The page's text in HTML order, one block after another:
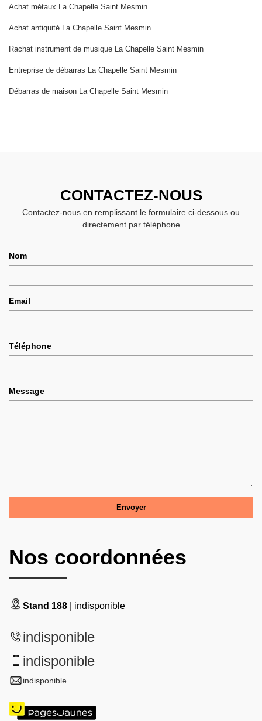
Achat métaux La Chapelle Saint Mesmin
Achat antiquité La Chapelle Saint Mesmin
Rachat instrument de musique La Chapelle Saint Mesmin
Entreprise de débarras La Chapelle Saint Mesmin
Débarras de maison La Chapelle Saint Mesmin
CONTACTEZ-NOUS
Contactez-nous en remplissant le formulaire ci-dessous ou
directement par téléphone
Nom
Email
Téléphone
Message
Nos coordonnées
Stand 188 | indisponible
indisponible
indisponible
indisponible